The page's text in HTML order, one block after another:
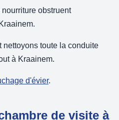
obstruent
nettoyons toute la conduite
à Kraainem.
d'évier.
de visite à